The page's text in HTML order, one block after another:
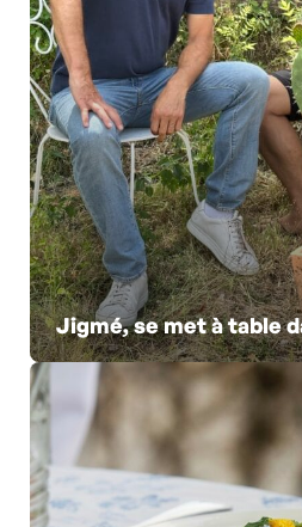
Jigmé, se met à table